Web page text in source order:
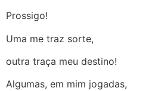
Prossigo!
Uma me traz sorte,
outra traça meu destino!
Algumas, em mim jogadas,